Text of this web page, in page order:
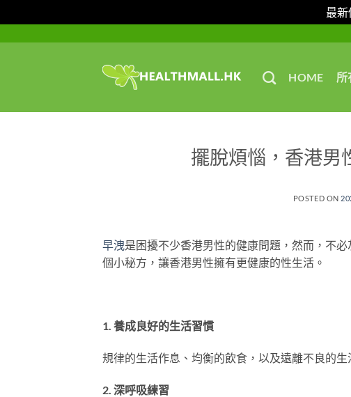
最新
HOME 所
擺脫煩惱，香港男
POSTED ON
早洩是困擾不少香港男性的健康問題，然而，不
個小秘方，讓香港男性擁有更健康的性生活。
1. 養成良好的生活習慣
規律的生活作息、均衡的飲食，以及遠離不良的
2. 深呼吸練習